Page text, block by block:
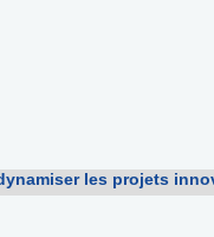
les projets